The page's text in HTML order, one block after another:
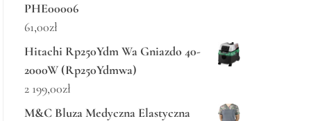
PHE00006
61,00zł
Hitachi Rp250Ydm Wa Gniazdo 40-
2000W (Rp250Ydmwa)
2 199,00zł
M&C Bluza Medyczna Elastyczna